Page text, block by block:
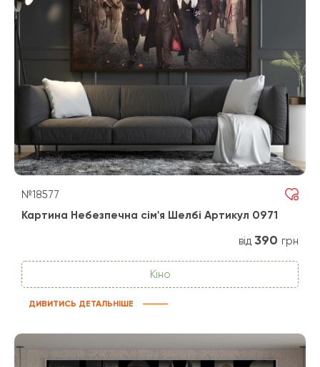
№18577
Картина Небезпечна сім'я Шелбі Артикул 0971
від 390 грн
Кіно
ДИВИТИСЬ ДЕТАЛЬНІШЕ